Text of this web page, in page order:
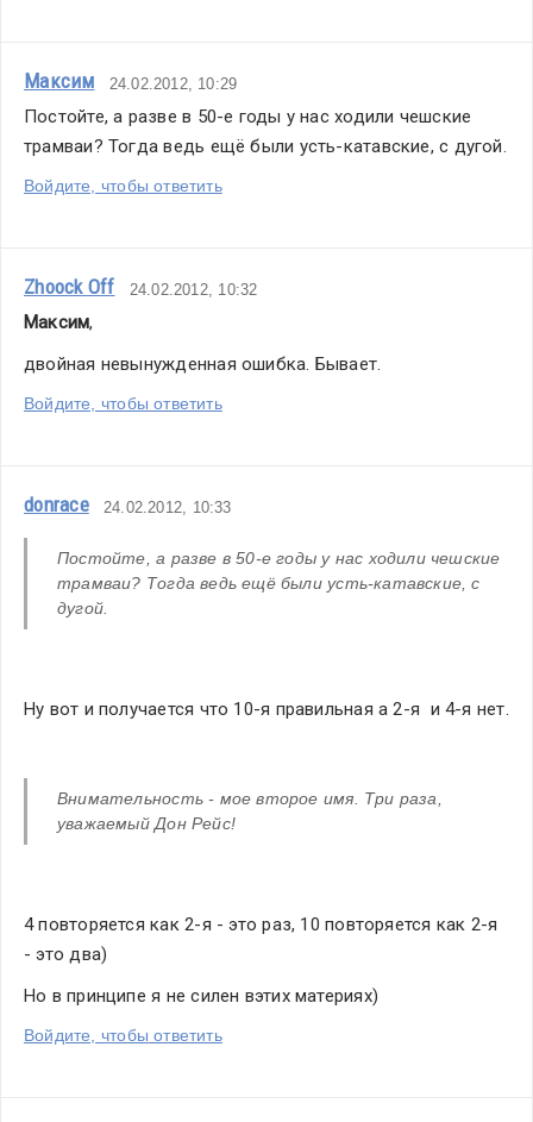
Максим 24.02.2012, 10:29
Постойте, а разве в 50-е годы у нас ходили чешские
трамваи? Тогда ведь ещё были усть-катавские, с дугой.
Войдите, чтобы ответить
Zhoock Off 24.02.2012, 10:32
Максим,
двойная невынужденная ошибка. Бывает.
Войдите, чтобы ответить
donrace 24.02.2012, 10:33
Постойте, а разве в 50-е годы у нас ходили чешские
трамваи? Тогда ведь ещё были усть-катавские, с
дугой.
Ну вот и получается что 10-я правильная а 2-я  и 4-я нет.
Внимательность - мое второе имя. Три раза,
уважаемый Дон Рейс!
4 повторяется как 2-я - это раз, 10 повторяется как 2-я
- это два)
Но в принципе я не силен вэтих материях)
Войдите, чтобы ответить